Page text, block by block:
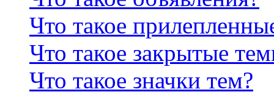
Что такое
Что такое закрытые
Что такое значки тем?